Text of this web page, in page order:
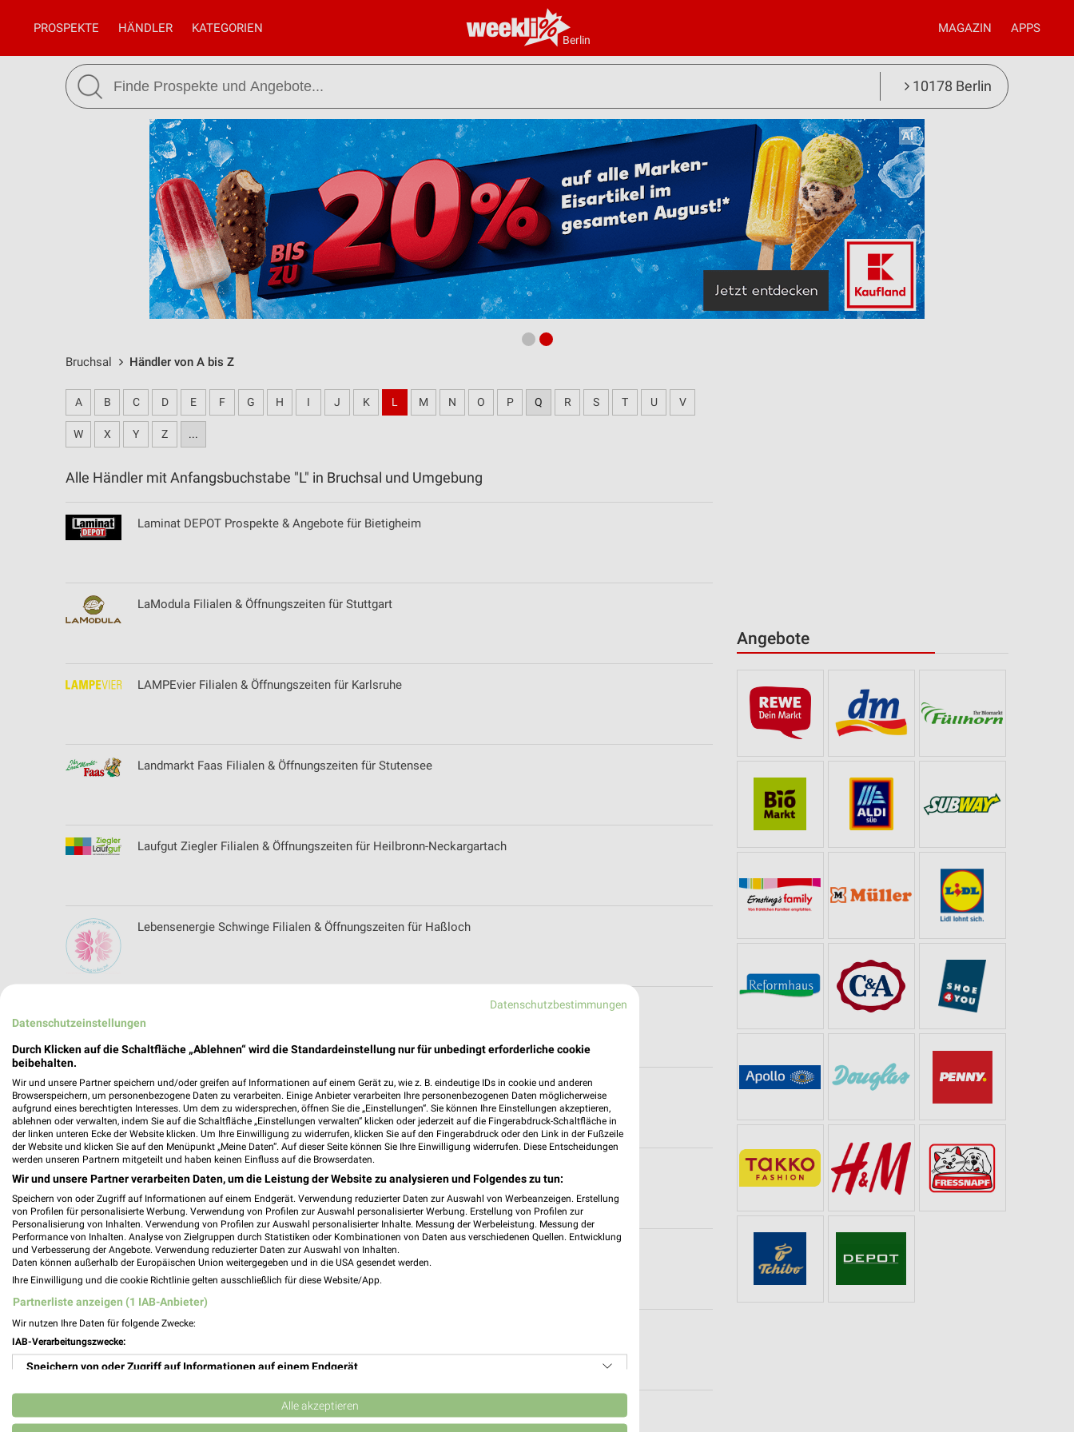
Berlin
PROSPEKTE HÄNDLER KATEGORIEN MAGAZIN APPS
10178 Berlin
Bruchsal Händler von A bis Z
Angebote
A B C D E F G H I J K L M N O P Q R S T U V
W X Y Z ...
Alle Händler mit Anfangsbuchstabe "L" in Bruchsal und Umgebung
Laminat DEPOT Prospekte & Angebote für Bietigheim
LaModula Filialen & Öffnungszeiten für Stuttgart
LAMPEvier Filialen & Öffnungszeiten für Karlsruhe
Landmarkt Faas Filialen & Öffnungszeiten für Stutensee
Laufgut Ziegler Filialen & Öffnungszeiten für Heilbronn-Neckargartach
Lebensenergie Schwinge Filialen & Öffnungszeiten für Haßloch
Lembergerland Kellerei Filialen & Öffnungszeiten für Vaihingen-Rosswag
LEO-Center Leonberg Filialen & Öffnungszeiten für Leonberg
Lexus Filialen & Öffnungszeiten für Karlsruhe
Lidl Prospekt und aktuelle Angebote für Bruchsal
Lieblingswelt Prospekte & Aktionen
Datenschutzbestimmungen
Datenschutzeinstellungen
Durch Klicken auf die Schaltfläche „Ablehnen“ wird die Standardeinstellung nur für unbedingt erforderliche cookie
beibehalten.
Wir und unsere Partner speichern und/oder greifen auf Informationen auf einem Gerät zu, wie z. B. eindeutige IDs in cookie und anderen
Browserspeichern, um personenbezogene Daten zu verarbeiten. Einige Anbieter verarbeiten Ihre personenbezogenen Daten möglicherweise
aufgrund eines berechtigten Interesses. Um dem zu widersprechen, öffnen Sie die „Einstellungen“. Sie können Ihre Einstellungen akzeptieren,
ablehnen oder verwalten, indem Sie auf die Schaltfläche „Einstellungen verwalten“ klicken oder jederzeit auf die Fingerabdruck-Schaltfläche in
der linken unteren Ecke der Website klicken. Um Ihre Einwilligung zu widerrufen, klicken Sie auf den Fingerabdruck oder den Link in der Fußzeile
der Website und klicken Sie auf den Menüpunkt „Meine Daten“. Auf dieser Seite können Sie Ihre Einwilligung widerrufen. Diese Entscheidungen
werden unseren Partnern mitgeteilt und haben keinen Einfluss auf die Browserdaten.
Wir und unsere Partner verarbeiten Daten, um die Leistung der Website zu analysieren und Folgendes zu tun:
Speichern von oder Zugriff auf Informationen auf einem Endgerät. Verwendung reduzierter Daten zur Auswahl von Werbeanzeigen. Erstellung
von Profilen für personalisierte Werbung. Verwendung von Profilen zur Auswahl personalisierter Werbung. Erstellung von Profilen zur
Personalisierung von Inhalten. Verwendung von Profilen zur Auswahl personalisierter Inhalte. Messung der Werbeleistung. Messung der
Performance von Inhalten. Analyse von Zielgruppen durch Statistiken oder Kombinationen von Daten aus verschiedenen Quellen. Entwicklung
und Verbesserung der Angebote. Verwendung reduzierter Daten zur Auswahl von Inhalten.
Daten können außerhalb der Europäischen Union weitergegeben und in die USA gesendet werden.
Ihre Einwilligung und die cookie Richtlinie gelten ausschließlich für diese Website/App.
Partnerliste anzeigen (1 IAB-Anbieter)
Wir nutzen Ihre Daten für folgende Zwecke:
IAB-Verarbeitungszwecke:
Speichern von oder Zugriff auf Informationen auf einem Endgerät
Verwendung reduzierter Daten zur Auswahl von Werbeanzeigen
Alle akzeptieren